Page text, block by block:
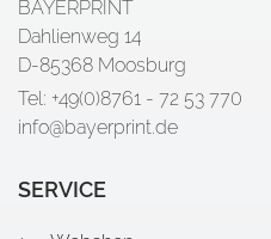
BAYERPRINT
Dahlienweg 14
D-85368 Moosburg
Tel: +49(0)8761 - 72 53 770
info@bayerprint.de
SERVICE